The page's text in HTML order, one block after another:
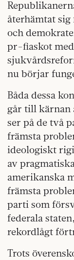
återhämtat
och
pr-fiaskot
nu börjar
Båda dessa
går till kärnan
ser på de två
främsta
ideologiskt
av
amerikanska
främsta
parti som
federala
rekordlågt
Trots